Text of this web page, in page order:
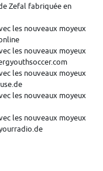
Zefal fabriquée en
les nouveaux moyeux
les nouveaux moyeux
les nouveaux moyeux
les nouveaux moyeux
les nouveaux moyeux